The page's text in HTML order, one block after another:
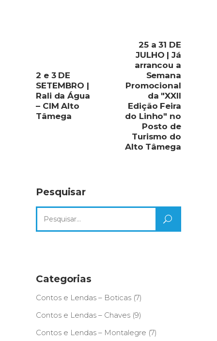
2 e 3 DE
SETEMBRO |
Rali da Água
– CIM Alto
Tâmega
25 a 31 DE
JULHO | Já
arrancou a
Semana
Promocional
da "XXII
Edição Feira
do Linho" no
Posto de
Turismo do
Alto Tâmega
Pesquisar
for:
Categorias
Contos e Lendas – Boticas (7)
Contos e Lendas – Chaves (9)
Contos e Lendas – Montalegre (7)